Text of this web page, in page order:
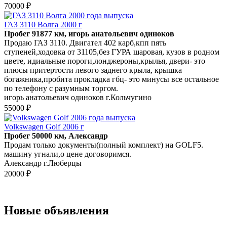
70000 ₽
ГАЗ 3110 Волга 2000 г
Пробег 91877 км, игорь анатольевич одиноков
Продаю ГАЗ 3110. Двигател 402 карб,кпп пять
ступеней,ходовка от 31105,без ГУРА шаровая, кузов в родном
цвете, идиальные пороги,лонджероны,крылья, двери- это
плюсы притертости левого заднего крыла, крышка
богажника,пробита прокладка гбц- это минусы все остальное
по телефону с разумным торгом.
игорь анатольевич одиноков г.Кольчугино
55000 ₽
Volkswagen Golf 2006 г
Пробег 50000 км, Александр
Продам только документы(полный комплект) на GOLF5.
машину угнали,о цене договоримся.
Александр г.Люберцы
20000 ₽
Новые объявления